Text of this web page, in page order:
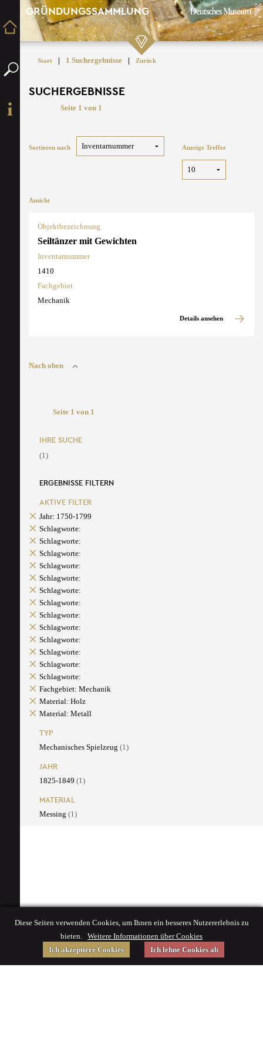
GRÜNDUNGSSAMMLUNG
Start | 1 Suchergebnisse | Zurück
SUCHERGEBNISSE
Seite 1 von 1
Sortieren nach Anzeige Treffer
Ansicht
Objektbezeichnung
Seiltänzer mit Gewichten
Inventarnummer
1410
Fachgebiet
Mechanik
Details ansehen
Nach oben
Seite 1 von 1
IHRE SUCHE
(1)
ERGEBNISSE FILTERN
AKTIVE FILTER
Jahr: 1750-1799
Schlagworte:
Schlagworte:
Schlagworte:
Schlagworte:
Schlagworte:
Schlagworte:
Schlagworte:
Schlagworte:
Schlagworte:
Schlagworte:
Schlagworte:
Schlagworte:
Schlagworte:
Fachgebiet: Mechanik
Material: Holz
Material: Metall
TYP
Mechanisches Spielzeug (1)
JAHR
1825-1849 (1)
MATERIAL
Messing (1)
Diese Seiten verwenden Cookies, um Ihnen ein besseres Nutzererlebnis zu
bieten. Weitere Informationen über Cookies
Ich akzeptiere Cookies
Ich lehne Cookies ab